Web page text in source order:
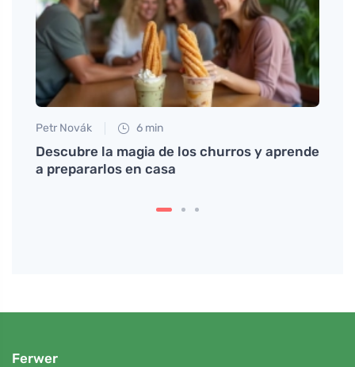
Petr Novák 6 min
Descubre la magia de los churros y aprende
a prepararlos en casa
Ferwer